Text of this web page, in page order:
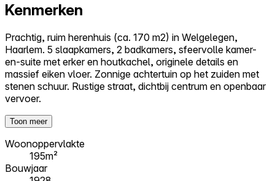
Kenmerken
Prachtig, ruim herenhuis (ca. 170 m2) in Welgelegen,
Haarlem. 5 slaapkamers, 2 badkamers, sfeervolle kamer-
en-suite met erker en houtkachel, originele details en
massief eiken vloer. Zonnige achtertuin op het zuiden met
stenen schuur. Rustige straat, dichtbij centrum en openbaar
vervoer.
Toon meer
Woonoppervlakte
195m²
Bouwjaar